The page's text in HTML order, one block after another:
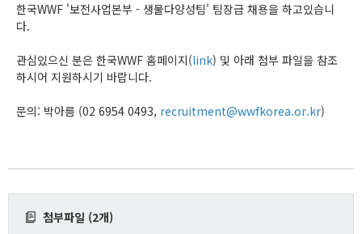
한국WWF '보전사업본부 - 생물다양성팀' 팀장급 채용을 하고있습니
다.
관심있으신 분은 한국WWF 홈페이지(link) 및 아래 첨부 파일을 참조
하시어 지원하시기 바랍니다.
문의: 박아름 (02 6954 0493, recruitment@wwfkorea.or.kr)
첨부파일 (2개)